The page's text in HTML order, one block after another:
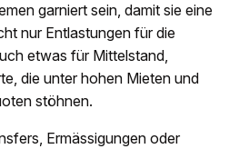
garniert sein, damit sie eine
nur Entlastungen für die
etwas für Mittelstand,
die unter hohen Mieten und
stöhnen.
Ermässigungen oder